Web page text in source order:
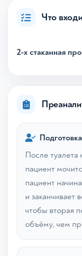
Что
2-х стаканная
Подготовка
После
пациент
пациент
и заканчивает
чтобы вторая
объёму, чем